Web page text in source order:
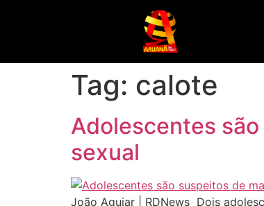
Tag: calote
Adolescentes
sexual
João Aguiar | RDNews Dois